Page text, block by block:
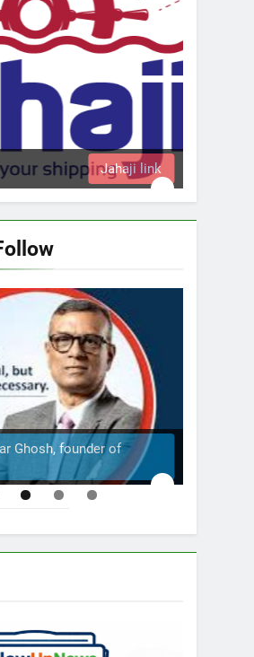
Jahaji link
Ghosh, founder of